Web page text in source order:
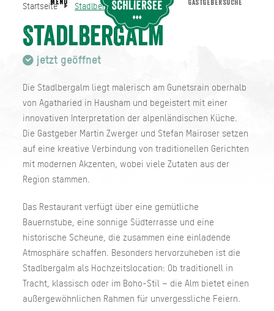
Startseite Stadlbergalm
Stadlbergalm
jetzt geöffnet
Die Stadlbergalm liegt malerisch am Gunetsrain oberhalb
von Agatharied in Hausham und begeistert mit einer
innovativen Interpretation der alpenländischen Küche.
Die Gastgeber Martin Zwerger und Stefan Mairoser setzen
auf eine kreative Verbindung von traditionellen Gerichten
mit modernen Akzenten, wobei viele Zutaten aus der
Region stammen.
Das Restaurant verfügt über eine gemütliche
Bauernstube, eine sonnige Südterrasse und eine
historische Scheune, die zusammen eine einladende
Atmosphäre schaffen. Besonders hervorzuheben ist die
Stadlbergalm als Hochzeitslocation: Ob traditionell in
Tracht, klassisch oder im Boho-Stil – die Alm bietet einen
außergewöhnlichen Rahmen für unvergessliche Feiern.
Startseite Stadlbergalm
MENU GASTGEBERSUCHE